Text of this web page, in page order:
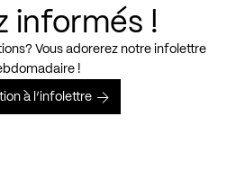
informés !
Vous adorerez notre infolettre
!
à l’infolettre